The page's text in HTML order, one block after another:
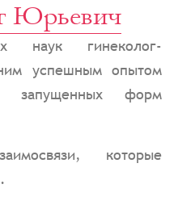
Юрьевич
наук гинеколог-
успешным опытом
запущенных форм
которые